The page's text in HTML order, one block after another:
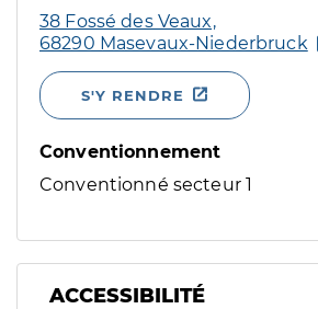
38 Fossé des Veaux,
68290 Masevaux-Niederbruck
S'Y RENDRE
Conventionnement
Conventionné secteur 1
ACCESSIBILITÉ